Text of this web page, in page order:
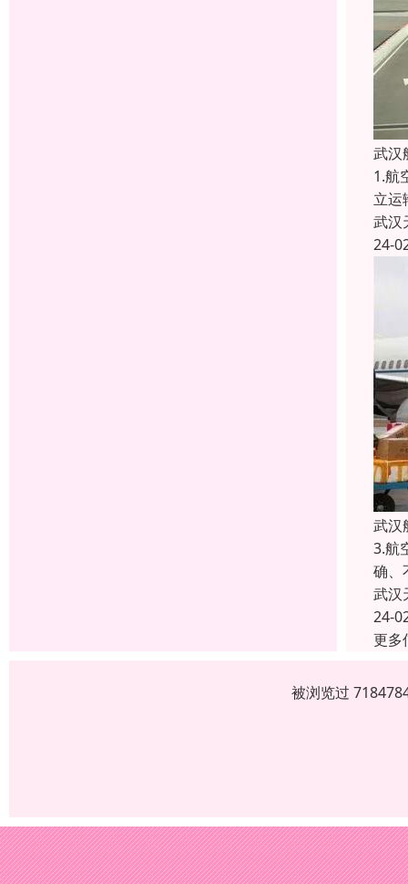
武汉
1.航
立运
武汉
24-
武汉
3.航
确、
武汉
24-
更多
被浏览过